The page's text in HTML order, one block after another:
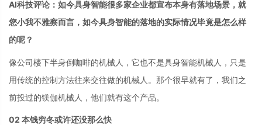
AI科技评论：如今具身智能很多家企业都宣布本身有落地场景，就
您小我不雅察而言，如今具身智能的落地的实际情况毕竟是怎么样
的呢？
像公司楼下半身倒咖啡的机械人，它也不是具身智能机械人，只是
用传统的控制方法往来交往做的机械人。那个很早就有了，我们之
前投过的镁伽机械人，他们就有这个产品。
02 本钱穷冬或许还没那么快